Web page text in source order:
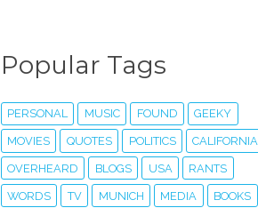
Popular Tags
PERSONAL MUSIC FOUND GEEKY
MOVIES QUOTES POLITICS CALIFORNIA
OVERHEARD BLOGS USA RANTS
WORDS TV MUNICH MEDIA BOOKS